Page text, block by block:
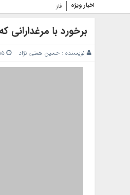
اخبار ویژه فاز دوم آزادراه شهی
برخورد با مرغدارانی که مرغ
نویسنده : حسین همتی نژاد